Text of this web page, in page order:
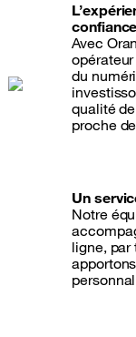
confiance
Avec
du
qualité
proche
Un
Notre
ligne, par